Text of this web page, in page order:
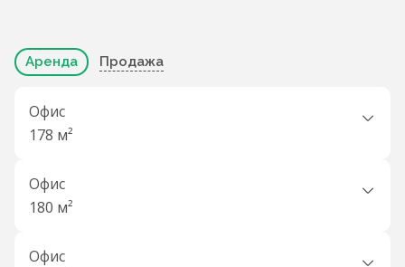
Аренда Продажа
Офис
178 м²
Офис
180 м²
Офис